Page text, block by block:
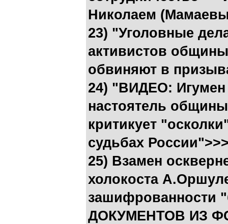
Николаем
23) "Уголовные
активистов
обвиняют в
24) "ВИДЕО:
настоятель
критикует
судьбах
25) Взамен
холокоста
зашифрованности
ДОКУМЕНТОВ ИЗ